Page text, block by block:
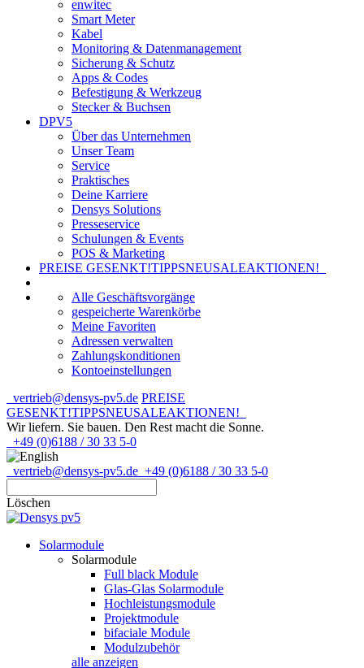
enwitec
Smart Meter
Kabel
Monitoring & Datenmanagement
Sicherung & Schutz
Apps & Codes
Befestigung & Werkzeug
Stecker & Buchsen
DPV5
Über das Unternehmen
Unser Team
Service
Praktisches
Deine Karriere
Densys Solutions
Presseservice
Schulungen & Events
POS & Marketing
PREISE GESENKT!TIPPSNEUSALEAKTIONEN!
Alle Geschäftsvorgänge
gespeicherte Warenkörbe
Meine Favoriten
Adressen verwalten
Zahlungskonditionen
Kontoeinstellungen
vertrieb@densys-pv5.de PREISE
GESENKT!TIPPSNEUSALEAKTIONEN!
Wir liefern. Sie bauen. Den Rest macht die Sonne.
+49 (0)6188 / 30 33 5-0
vertrieb@densys-pv5.de +49 (0)6188 / 30 33 5-0
Löschen
Solarmodule
Solarmodule
Full black Module
Glas-Glas Solarmodule
Hochleistungsmodule
Projektmodule
bifaciale Module
Modulzubehör
alle anzeigen